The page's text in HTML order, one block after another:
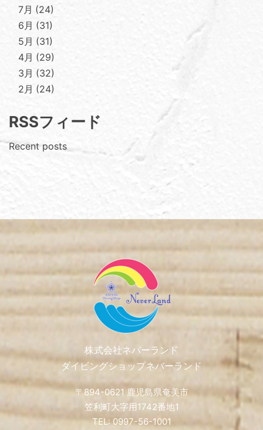
7月
24
6月
31
5月
31
4月
29
3月
32
2月
24
RSSフィード
Recent posts
Footer
株式会社ネバーランド
ダイビングショップネバーランド
〒894-0621 鹿児島県奄美市
笠利町大字用1742番地1
TEL: 0997-56-1001